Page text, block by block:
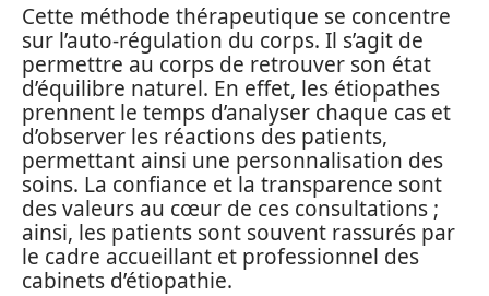
Cette méthode thérapeutique se concentre
sur l’auto-régulation du corps. Il s’agit de
permettre au corps de retrouver son état
d’équilibre naturel. En effet, les étiopathes
prennent le temps d’analyser chaque cas et
d’observer les réactions des patients,
permettant ainsi une personnalisation des
soins. La confiance et la transparence sont
des valeurs au cœur de ces consultations ;
ainsi, les patients sont souvent rassurés par
le cadre accueillant et professionnel des
cabinets d’étiopathie.